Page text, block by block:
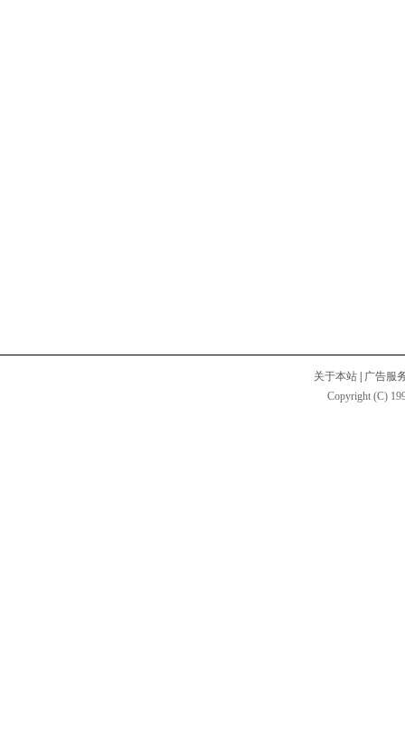
关于本站
广告服
Copyright (C)